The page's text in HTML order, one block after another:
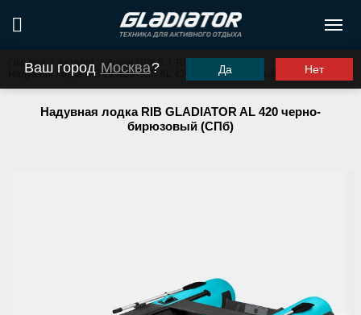
Ваш город Москва? Да Нет
Главная / Каталог Лодки ПВХ
Надувная лодка RIB GLADIATOR AL 420 черно-бирюзовый (СПб)
Надувная лодка RIB GLADIATOR AL 420 черно-
бирюзовый (СПб)